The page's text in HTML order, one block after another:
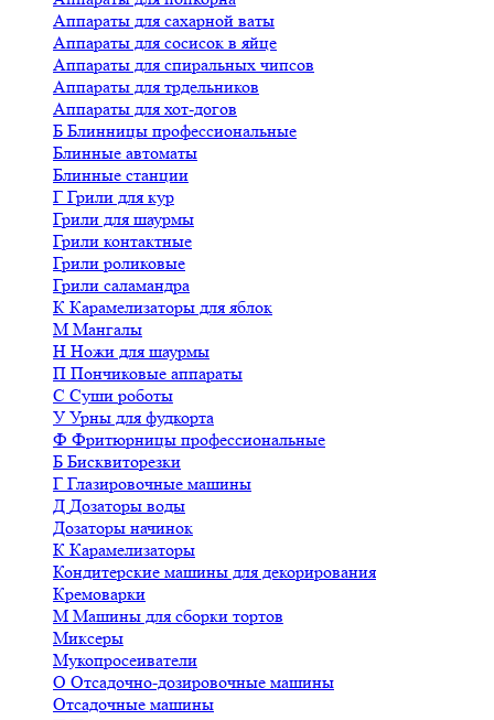
Аппараты для сахарной ваты
Аппараты для сосисок в яйце
Аппараты для спиральных чипсов
Аппараты для трдельников
Аппараты для хот-догов
Б Блинницы профессиональные
Блинные автоматы
Блинные станции
Г Грили для кур
Грили для шаурмы
Грили контактные
Грили роликовые
Грили саламандра
К Карамелизаторы для яблок
М Мангалы
Н Ножи для шаурмы
П Пончиковые аппараты
С Суши роботы
У Урны для фудкорта
Ф Фритюрницы профессиональные
Б Бисквиторезки
Г Глазировочные машины
Д Дозаторы воды
Дозаторы начинок
К Карамелизаторы
Кондитерские машины для декорирования
Кремоварки
М Машины для сборки тортов
Миксеры
Мукопросеиватели
О Отсадочно-дозировочные машины
Отсадочные машины